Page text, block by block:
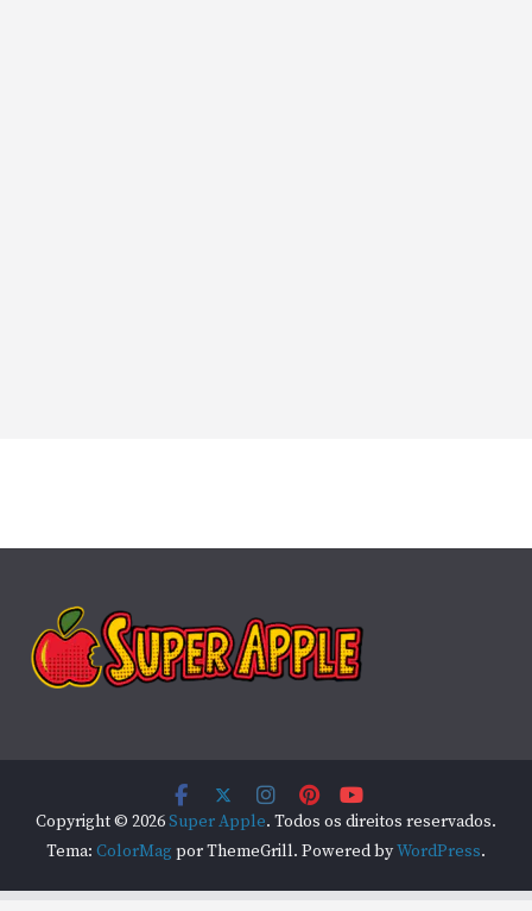
Copyright © 2026Super Apple. Todos os direitos reservados.
Tema: ColorMag por ThemeGrill. Powered byWordPress.